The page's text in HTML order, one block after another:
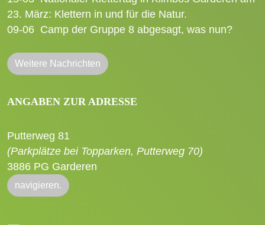
23. März: Klettern in und für die Natur.
09-06 Camp der Gruppe 8 abgesagt, was nun?
Weitere Nachrichten
ANGABEN ZUR ADRESSE
Putterweg 81
(Parkplätze bei Topparken, Putterweg 70)
3886 PG Garderen
navigieren.